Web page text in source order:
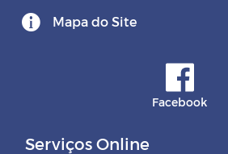
Mapa do Site
Facebook
Serviços Online